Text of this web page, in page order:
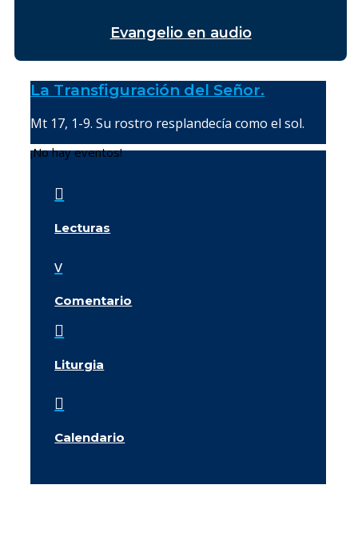
Evangelio en audio
La Transfiguración del Señor.
Mt 17, 1-9. Su rostro resplandecía como el sol.
¡No hay eventos!

Lecturas
v
Comentario

Liturgia

Calendario